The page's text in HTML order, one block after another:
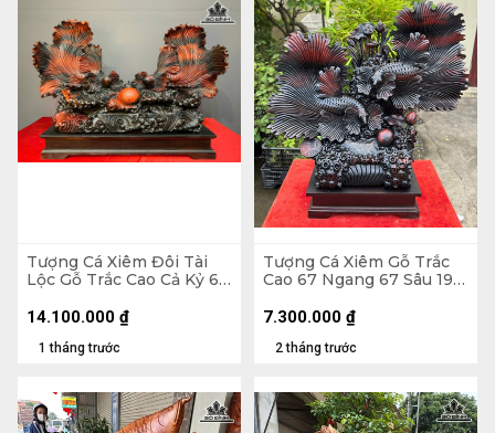
Tượng Cá Xiêm Đôi Tài
Lộc Gỗ Trắc Cao Cả Kỷ 66
Kỷ Cao 10
1 tháng trước
14.100.000 ₫
Tượng Cá Xiêm Gỗ Trắc
Cao 67 Ngang 67 Sâu 19
2 tháng trước
7.300.000 ₫